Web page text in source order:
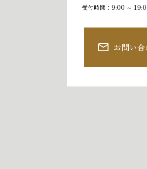
受付時間：9:00 ～
お問い